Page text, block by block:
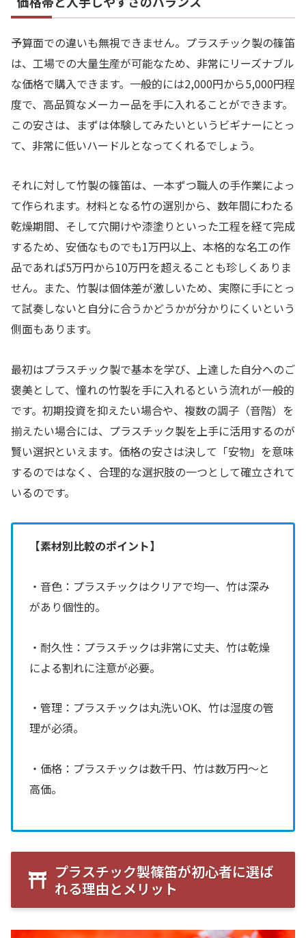
予算面での違いも無視できません。プラスチック製の篠笛
は、工場での大量生産が可能なため、非常にリーズナブル
な価格で購入できます。一般的には2,000円から5,000円程
度で、高品質なメーカー品を手に入れることができます。
この安さは、まずは体験してみたいというビギナーにとっ
て、非常に低いハードルとなってくれるでしょう。
それに対して竹製の篠笛は、一本ずつ職人の手作業によっ
て作られます。材料となる竹の選別から、数年間にわたる
乾燥期間、そして穴開けや漆塗りといった工程を経て完成
するため、安価なものでも1万円以上、本格的な名工の作
品であれば5万円から10万円を超えることも珍しくありま
せん。また、竹製は個体差が激しいため、実際に手にとっ
て試奏しないと自分に合うかどうかが分かりにくいという
側面もあります。
最初はプラスチック製で基本を学び、上達した自分へのご
褒美として、憧れの竹製を手に入れるという流れが一般的
です。初期投資を抑えたい場合や、複数の調子（音階）を
揃えたい場合には、プラスチック製を上手に活用するのが
賢い選択といえます。価格の安さは決して「安物」を意味
するのではなく、合理的な選択肢の一つとして確立されて
いるのです。
【素材別比較のポイント】
・音色：プラスチックはクリアで均一、竹は深み
があり個性的。
・耐久性：プラスチックは非常に丈夫、竹は乾燥
による割れに注意が必要。
・管理：プラスチックは丸洗いOK、竹は湿度の管
理が必須。
・価格：プラスチックは数千円、竹は数万円〜と
高価。
プラスチック製篠笛が初心者に選ば
れる理由とメリット